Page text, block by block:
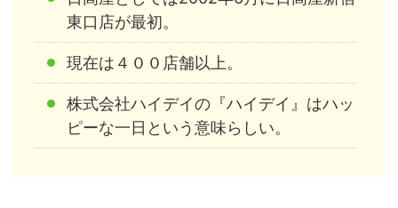
東口店が最初。
現在は４００店舗以上。
株式会社ハイデイの『ハイデイ』はハッ
ピーな一日という意味らしい。